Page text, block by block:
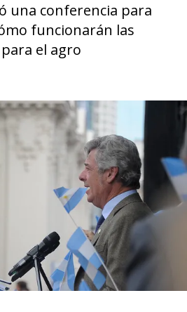
una conferencia para
funcionarán las
el agro